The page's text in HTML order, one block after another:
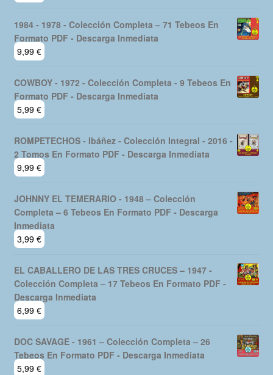
1984 - 1978 - Colección Completa – 71 Tebeos En
Formato PDF - Descarga Inmediata
9,99 €
COWBOY - 1972 - Colección Completa - 9 Tebeos En
Formato PDF - Descarga Inmediata
5,99 €
ROMPETECHOS - Ibáñez - Colección Integral - 2016 -
2 Tomos En Formato PDF - Descarga Inmediata
9,99 €
JOHNNY EL TEMERARIO - 1948 – Colección
Completa – 6 Tebeos En Formato PDF - Descarga
Inmediata
3,99 €
EL CABALLERO DE LAS TRES CRUCES – 1947 -
Colección Completa – 17 Tebeos En Formato PDF -
Descarga Inmediata
6,99 €
DOC SAVAGE - 1961 – Colección Completa – 26
Tebeos En Formato PDF - Descarga Inmediata
5,99 €